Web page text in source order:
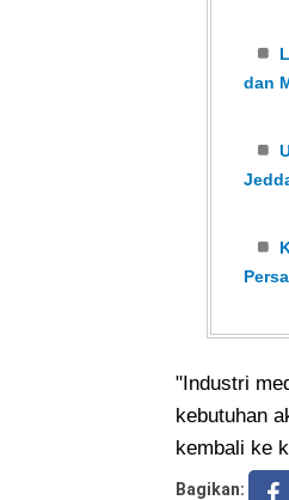
dan
"Industri
kebutuhan
kembali ke
Bagikan: